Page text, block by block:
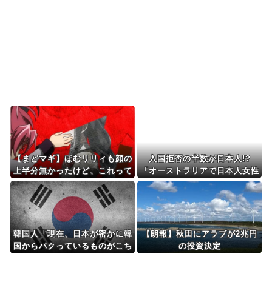
Powered by livedoor 相互RSS
【まどマギ】ほむリリィも顔の
上半分無かったけど、これって
何かの伏線だったりするのか
な…
入国拒否の半数が日本人!?
「オーストラリアで日本人女性
が売春」
韓国人「現在、日本が密かに韓
国からパクっているものがこち
【朗報】秋田にアラブが2兆円
の投資決定